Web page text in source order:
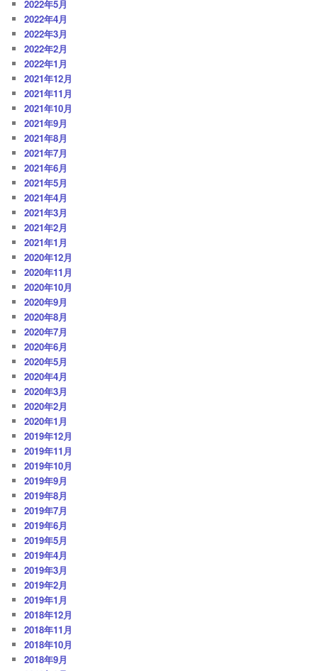
2022年5月
2022年4月
2022年3月
2022年2月
2022年1月
2021年12月
2021年11月
2021年10月
2021年9月
2021年8月
2021年7月
2021年6月
2021年5月
2021年4月
2021年3月
2021年2月
2021年1月
2020年12月
2020年11月
2020年10月
2020年9月
2020年8月
2020年7月
2020年6月
2020年5月
2020年4月
2020年3月
2020年2月
2020年1月
2019年12月
2019年11月
2019年10月
2019年9月
2019年8月
2019年7月
2019年6月
2019年5月
2019年4月
2019年3月
2019年2月
2019年1月
2018年12月
2018年11月
2018年10月
2018年9月